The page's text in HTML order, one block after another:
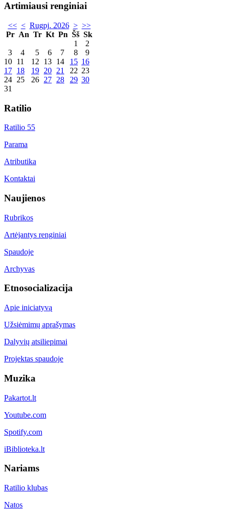
Artimiausi renginiai
<< < Rugpj. 2026 > >>
Pr An Tr Kt Pn Šš Sk
1
2
3
4 5 6 7 8
9
10 11 12 13 14 15 16
17 18 19 20 21 22 23
24 25 26 27 28 29 30
31
Ratilio
Ratilio 55
Parama
Atributika
Kontaktai
Naujienos
Rubrikos
Artėjantys renginiai
Spaudoje
Archyvas
Etnosocializacija
Apie iniciatyvą
Užsiėmimų aprašymas
Dalyvių atsiliepimai
Projektas spaudoje
Muzika
Pakartot.lt
Youtube.com
Spotify.com
iBiblioteka.lt
Nariams
Ratilio klubas
Natos